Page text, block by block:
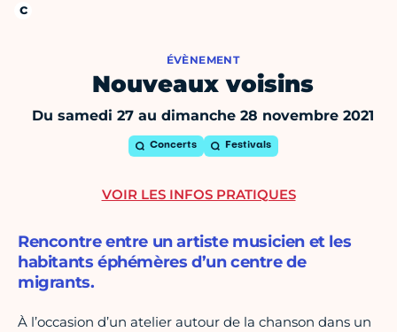
ÉVÈNEMENT
Nouveaux voisins
Du samedi 27 au dimanche 28 novembre 2021
Concerts Festivals
Rencontre entre un artiste musicien et les
habitants éphémères d’un centre de
migrants.
À l’occasion d’un atelier autour de la chanson dans un
VOIR LES INFOS PRATIQUES